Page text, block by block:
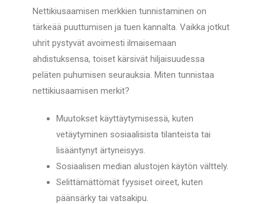
Nettikiusaamisen merkkien tunnistaminen on
tärkeää puuttumisen ja tuen kannalta. Vaikka jotkut
uhrit pystyvät avoimesti ilmaisemaan
ahdistuksensa, toiset kärsivät hiljaisuudessa
peläten puhumisen seurauksia. Miten tunnistaa
nettikiusaamisen merkit?
Muutokset käyttäytymisessä, kuten
vetäytyminen sosiaalisista tilanteista tai
lisääntynyt ärtyneisyys.
Sosiaalisen median alustojen käytön välttely.
Selittämättömät fyysiset oireet, kuten
päänsärky tai vatsakipu.